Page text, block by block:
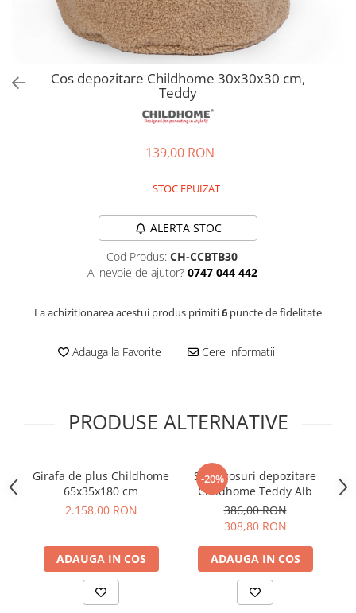
Decoratiuni
Jucarii educative
Figurine jucarii mici
Jucarii electronice
Cos depozitare Childhome 30x30x30 cm,
Teddy
139,00 RON
STOC EPUIZAT
ALERTA STOC
Cod Produs: CH-CCBTB30
Ai nevoie de ajutor? 0747 044 442
La achizitionarea acestui produs primiti6 puncte de fidelitate
Adauga la Favorite Cere informatii
PRODUSE ALTERNATIVE
Girafa de plus Childhome
65x35x180 cm
2.158,00 RON
ADAUGA IN COS
-20%
Set 3 cosuri depozitare
Childhome Teddy Alb
386,00 RON
308,80 RON
ADAUGA IN COS